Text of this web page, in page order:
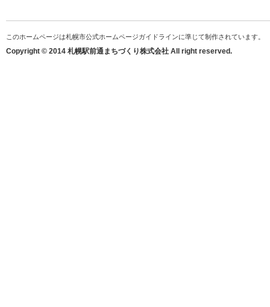
このホームページは札幌市公式ホームページガイドラインに準じて制作されています。
Copyright © 2014 札幌駅前通まちづくり株式会社 All right reserved.